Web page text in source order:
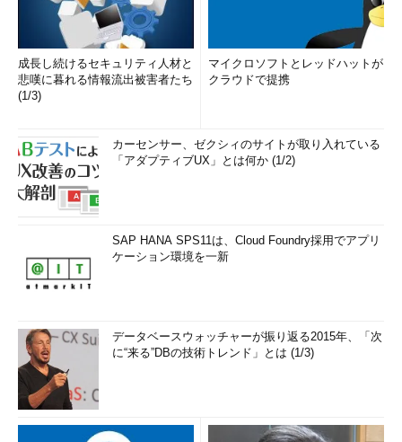
成長し続けるセキュリティ人材と
悲嘆に暮れる情報流出被害者たち
(1/3)
マイクロソフトとレッドハットが
クラウドで提携
カーセンサー、ゼクシィのサイトが取り入れている
「アダプティブUX」とは何か (1/2)
SAP HANA SPS11は、Cloud Foundry採用でアプリ
ケーション環境を一新
データベースウォッチャーが振り返る2015年、「次
に“来る”DBの技術トレンド」とは (1/3)